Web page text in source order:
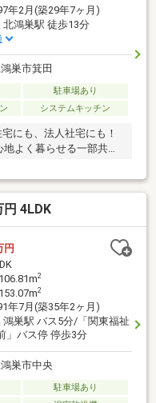
年2月(築29年7ヶ月)
北鴻巣駅 徒歩13分
巣市箕田
駐車場あり
システムキッチン
にも、法人社宅にも！
よく暮らせる一部共有
4LDK
円
2
2
年7月(築35年2ヶ月)
鴻巣駅 バス5分/「関東福祉
」バス停 停歩3分
巣市中央
駐車場あり